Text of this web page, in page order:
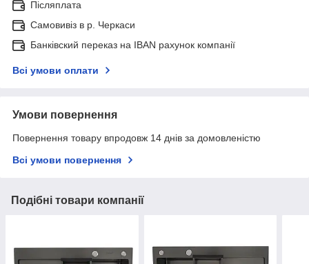
Післяплата
Самовивіз в р. Черкаси
Банківский переказ на IBAN рахунок компанії
Всі умови оплати
Умови повернення
Повернення товару впродовж 14 днів за домовленістю
Всі умови повернення
Подібні товари компанії